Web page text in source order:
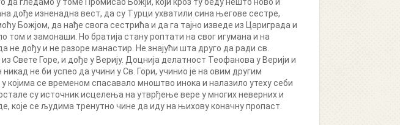
дође изненадна вест, да су Турци ухватили сина његове сестре,
Божјом, да нађе свога сестрића и да га тајно изведе из Цариграда и
том и замонаши. Но братија стану роптати на свог игумана и на
не дођу и не разоре манастир. Не знајући шта друго да ради св.
Свете Горе, и дође у Верију. Доцнија делатност Теофанова у Верији и
не би успео да учини у Св. Гори, учинио је на овим другим
којима се временом спасавало мноштво инока и налазило утеху себи
су источник исцелења на утврђење вере у многих неверних и
које се људима тренутно чине да иду на њихову коначну пропаст.